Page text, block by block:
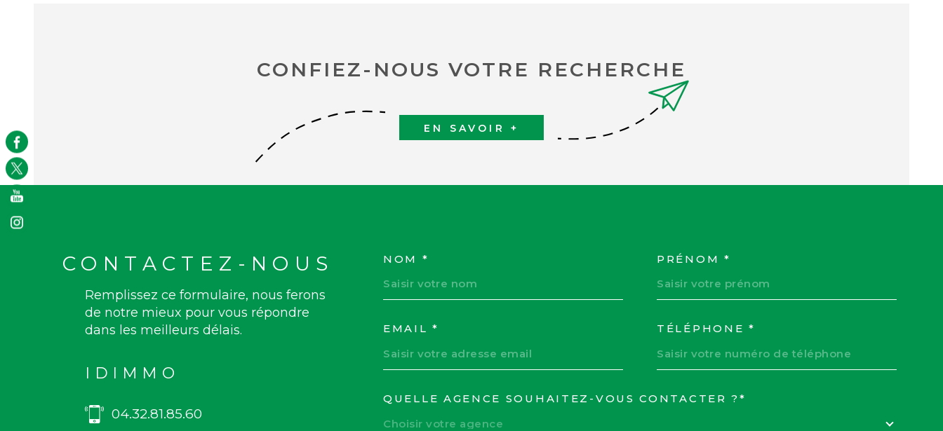
CONFIEZ-NOUS VOTRE RECHERCHE
EN SAVOIR +
CONTACTEZ-NOUS
Remplissez ce formulaire, nous ferons
de notre mieux pour vous répondre
dans les meilleurs délais.
IDIMMO
04.32.81.85.60
TRAD_MELTEM_VOSCOORDONNEES
NOM * PRÉNOM *
EMAIL * TÉLÉPHONE *
TRAD_MELTEM_VOREDEMANDE
QUELLE AGENCE SOUHAITEZ-VOUS CONTACTER ?*
Choisir votre agence